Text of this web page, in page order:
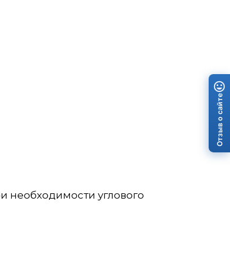
необходимости углового
Отзыв о сайте